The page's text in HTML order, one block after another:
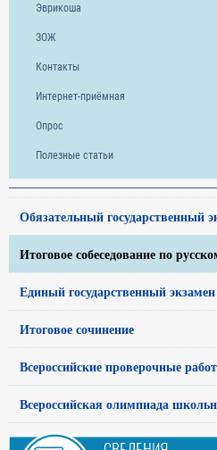
Эврикоша
ЗОЖ
Контакты
Интернет-приёмная
Опрос
Полезные статьи
Обязательный государственный
Итоговое собеседование по
Единый государственный
Итоговое сочинение
Всероссийские проверочные
Всероссийская олимпиада